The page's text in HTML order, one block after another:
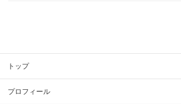
トップ
プロフィール